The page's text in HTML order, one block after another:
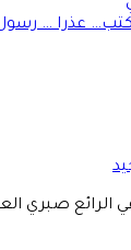
عذرا … رسول
الرائع صبري